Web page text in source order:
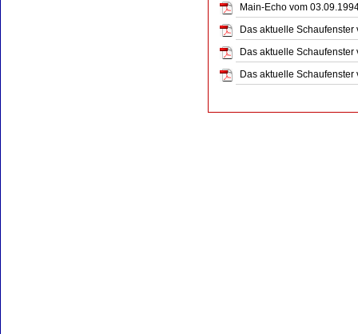
Main-Echo vom
Das aktuelle
Das aktuelle
Das aktuelle